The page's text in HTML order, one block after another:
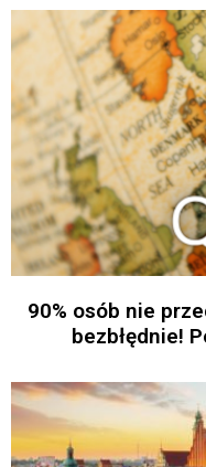
90% osób nie
bezbłędnie!